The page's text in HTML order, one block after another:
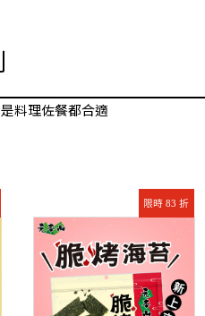
料理佐餐都合適
限時 83 折